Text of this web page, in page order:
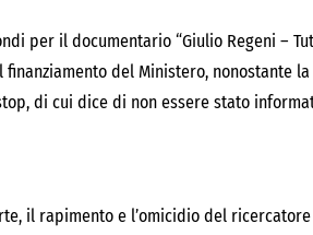
per il documentario “Giulio Regeni –
del Ministero, nonostante
di cui dice di non essere stato
il rapimento e l’omicidio del